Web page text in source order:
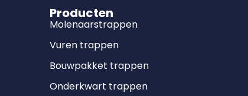
Producten
Molenaarstrappen
Vuren trappen
Bouwpakket trappen
Onderkwart trappen